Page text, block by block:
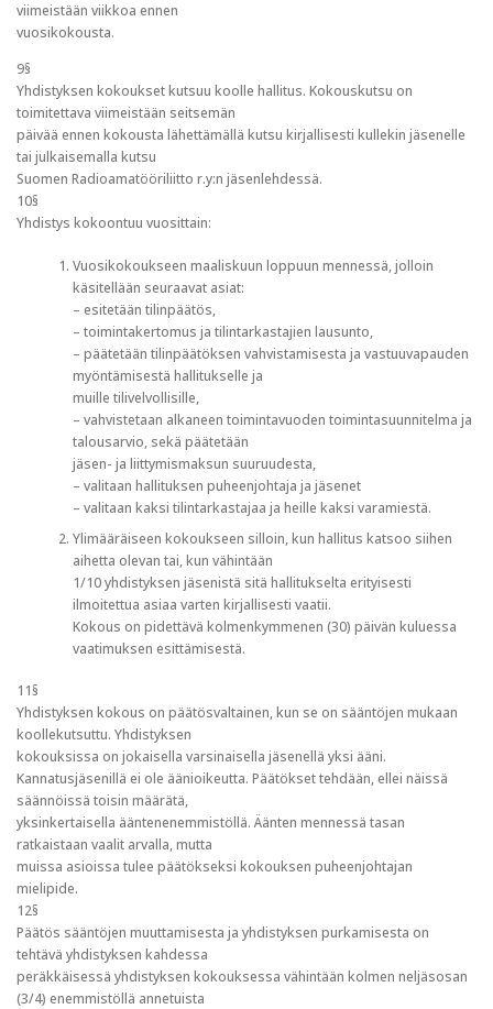
viimeistään viikkoa ennen
vuosikokousta.
9§
Yhdistyksen kokoukset kutsuu koolle hallitus. Kokouskutsu on
toimitettava viimeistään seitsemän
päivää ennen kokousta lähettämällä kutsu kirjallisesti kullekin jäsenelle
tai julkaisemalla kutsu
Suomen Radioamatööriliitto r.y:n jäsenlehdessä.
10§
Yhdistys kokoontuu vuosittain:
Vuosikokoukseen maaliskuun loppuun mennessä, jolloin
käsitellään seuraavat asiat:
– esitetään tilinpäätös,
– toimintakertomus ja tilintarkastajien lausunto,
– päätetään tilinpäätöksen vahvistamisesta ja vastuuvapauden
myöntämisestä hallitukselle ja
muille tilivelvollisille,
– vahvistetaan alkaneen toimintavuoden toimintasuunnitelma ja
talousarvio, sekä päätetään
jäsen- ja liittymismaksun suuruudesta,
– valitaan hallituksen puheenjohtaja ja jäsenet
– valitaan kaksi tilintarkastajaa ja heille kaksi varamiestä.
Ylimääräiseen kokoukseen silloin, kun hallitus katsoo siihen
aihetta olevan tai, kun vähintään
1/10 yhdistyksen jäsenistä sitä hallitukselta erityisesti
ilmoitettua asiaa varten kirjallisesti vaatii.
Kokous on pidettävä kolmenkymmenen (30) päivän kuluessa
vaatimuksen esittämisestä.
11§
Yhdistyksen kokous on päätösvaltainen, kun se on sääntöjen mukaan
koollekutsuttu. Yhdistyksen
kokouksissa on jokaisella varsinaisella jäsenellä yksi ääni.
Kannatusjäsenillä ei ole äänioikeutta. Päätökset tehdään, ellei näissä
säännöissä toisin määrätä,
yksinkertaisella ääntenenemmistöllä. Äänten mennessä tasan
ratkaistaan vaalit arvalla, mutta
muissa asioissa tulee päätökseksi kokouksen puheenjohtajan
mielipide.
12§
Päätös sääntöjen muuttamisesta ja yhdistyksen purkamisesta on
tehtävä yhdistyksen kahdessa
peräkkäisessä yhdistyksen kokouksessa vähintään kolmen neljäsosan
(3/4) enemmistöllä annetuista